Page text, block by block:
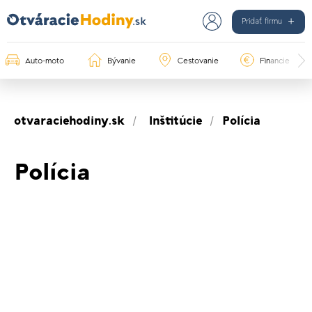
Pridať firmu
Auto-moto Bývanie Cestovanie Financie
otvaraciehodiny.sk Inštitúcie Polícia
Polícia